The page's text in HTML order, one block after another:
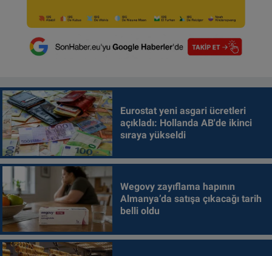
Eurostat yeni asgari ücretleri
açıkladı: Hollanda AB'de ikinci
sıraya yükseldi
Wegovy zayıflama hapının
Almanya’da satışa çıkacağı tarih
belli oldu